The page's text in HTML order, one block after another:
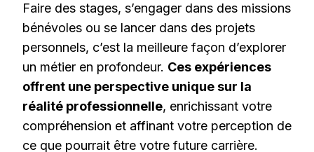
Faire des stages, s’engager dans des missions
bénévoles ou se lancer dans des projets
personnels, c’est la meilleure façon d’explorer
un métier en profondeur. Ces expériences
offrent une perspective unique sur la
réalité professionnelle, enrichissant votre
compréhension et affinant votre perception de
ce que pourrait être votre future carrière.